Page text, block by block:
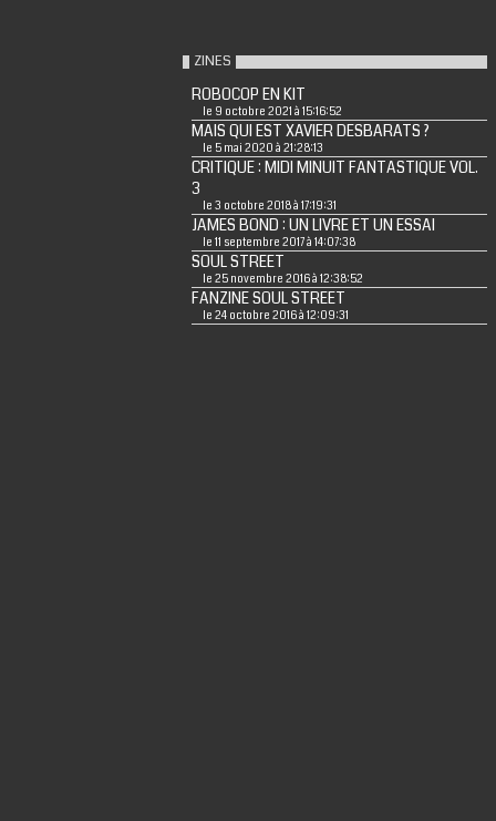
ZINES
ROBOCOP EN KIT
le 9 octobre 2021 à 15:16:52
MAIS QUI EST XAVIER DESBARATS ?
le 5 mai 2020 à 21:28:13
CRITIQUE : MIDI MINUIT FANTASTIQUE VOL.
3
le 3 octobre 2018 à 17:19:31
JAMES BOND : UN LIVRE ET UN ESSAI
le 11 septembre 2017 à 14:07:38
SOUL STREET
le 25 novembre 2016 à 12:38:52
FANZINE SOUL STREET
le 24 octobre 2016 à 12:09:31